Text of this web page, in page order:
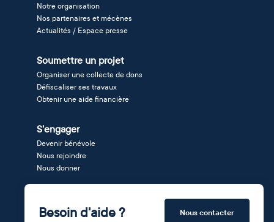
Notre organisation
Nos partenaires et mécènes
Actualités / Espace presse
Soumettre un projet
Organiser une collecte de dons
Défiscaliser ses travaux
Obtenir une aide financière
S'engager
Devenir bénévole
Nous rejoindre
Nous donner
Besoin d'aide ? Nous contacter